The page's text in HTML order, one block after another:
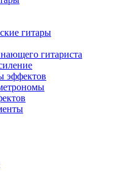
гитары
гитариста
эффектов